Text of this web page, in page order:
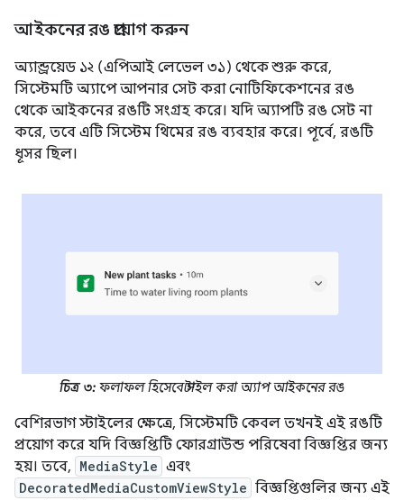
আইকনের রঙ প্রয়োগ করুন
অ্যান্ড্রয়েড ১২ (এপিআই লেভেল ৩১) থেকে শুরু করে,
সিস্টেমটি অ্যাপে আপনার সেট করা নোটিফিকেশনের রঙ
থেকে আইকনের রঙটি সংগ্রহ করে। যদি অ্যাপটি রঙ সেট না
করে, তবে এটি সিস্টেম থিমের রঙ ব্যবহার করে। পূর্বে, রঙটি
ধূসর ছিল।
চিত্র ৩: ফলাফল হিসেবে স্টাইল করা অ্যাপ আইকনের রঙ
বেশিরভাগ স্টাইলের ক্ষেত্রে, সিস্টেমটি কেবল তখনই এই রঙটি
প্রয়োগ করে যদি বিজ্ঞপ্তিটি ফোরগ্রাউন্ড পরিষেবা বিজ্ঞপ্তির জন্য
হয়। তবে, MediaStyle এবং
DecoratedMediaCustomViewStyle বিজ্ঞপ্তিগুলির জন্য এই